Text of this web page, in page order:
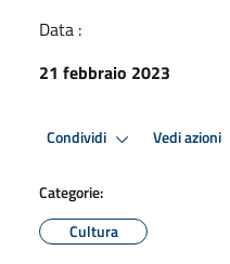
Data :
21 febbraio 2023
Condividi Vedi azioni
Categorie:
Cultura